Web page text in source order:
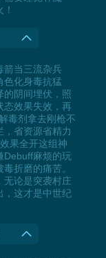
箭当三流杂兵
色化身毒抗猛
的阴间埋伏，照
态效果失效，再
毒剂拿去刚枪不
，省资源省精力
果全开这组神
Debuff麻烦的玩
折磨的痛苦。
无论是突袭村庄
，这才是中世纪